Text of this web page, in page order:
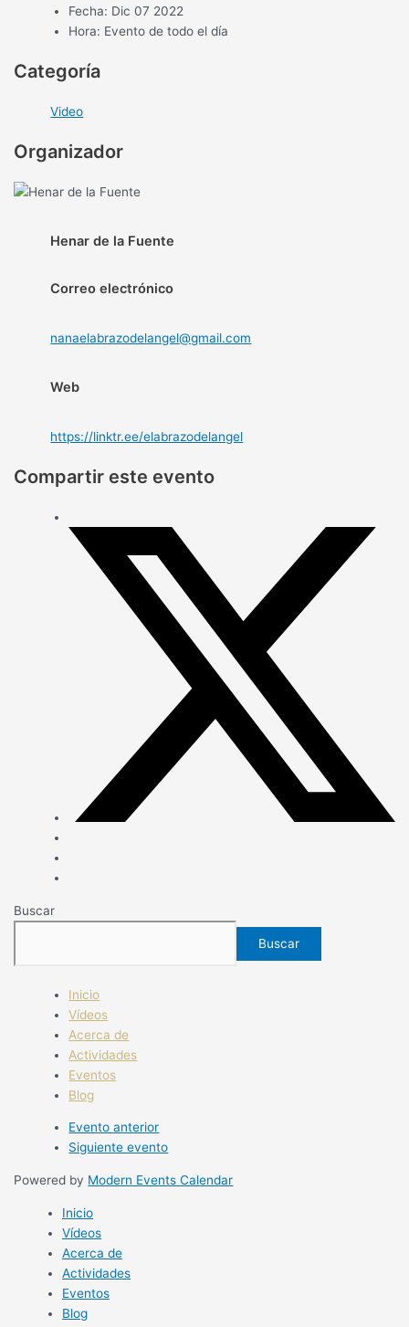
Fecha: Dic 07 2022
Hora: Evento de todo el día
Categoría
Video
Organizador
Henar de la Fuente
Correo electrónico
nanaelabrazodelangel@gmail.com
Web
https://linktr.ee/elabrazodelangel
Compartir este evento
Buscar
Buscar
Inicio
Vídeos
Acerca de
Actividades
Eventos
Blog
Evento anterior
Siguiente evento
Powered by Modern Events Calendar
Inicio
Vídeos
Acerca de
Actividades
Eventos
Blog